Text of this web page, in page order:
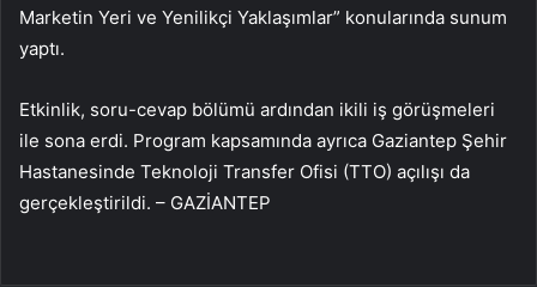
Marketin Yeri ve Yenilikçi Yaklaşımlar” konularında sunum
yaptı.
Etkinlik, soru-cevap bölümü ardından ikili iş görüşmeleri
ile sona erdi. Program kapsamında ayrıca Gaziantep Şehir
Hastanesinde Teknoloji Transfer Ofisi (TTO) açılışı da
gerçekleştirildi. – GAZİANTEP